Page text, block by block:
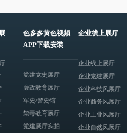
色多多黄色视频
APP下载安装
党建党史展厅
廉政教育展厅
军史/警史馆
禁毒教育展厅
党建展厅实拍
企业线上展厅
企业线上展厅
企业党建展厅
企业科技风展厅
企业商务风展厅
企业工业风展厅
企业自然风展厅